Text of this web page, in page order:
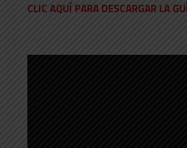
CLIC AQUÍ PARA DESCARGAR LA